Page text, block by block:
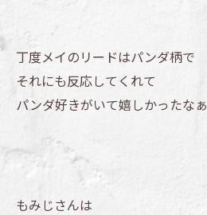
丁度メイのリードはパンダ柄で
それにも反応してくれて
パンダ好きがいて嬉しかったなぁ
もみじさんは